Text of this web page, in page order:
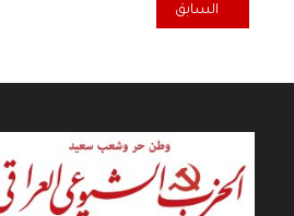
المقال السابق: شواطئ غادرها الغناء
السابق